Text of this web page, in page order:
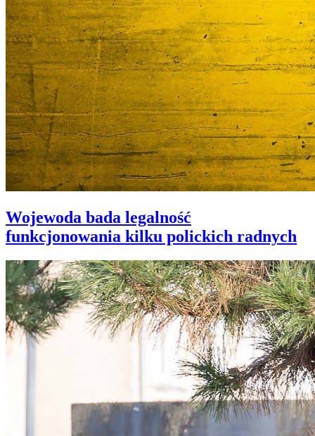
Wojewoda bada legalność
funkcjonowania kilku polickich radnych